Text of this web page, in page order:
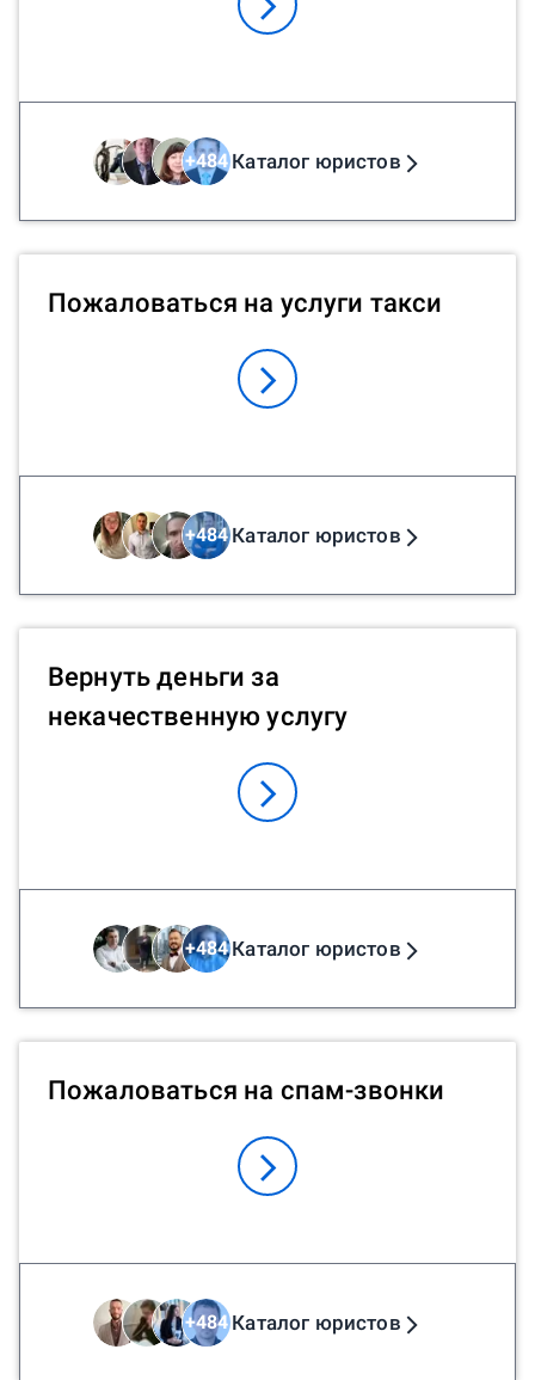
+484Каталог юристов
Пожаловаться на услуги такси
+484Каталог юристов
Вернуть деньги за
некачественную услугу
+484Каталог юристов
Пожаловаться на спам-звонки
+484Каталог юристов